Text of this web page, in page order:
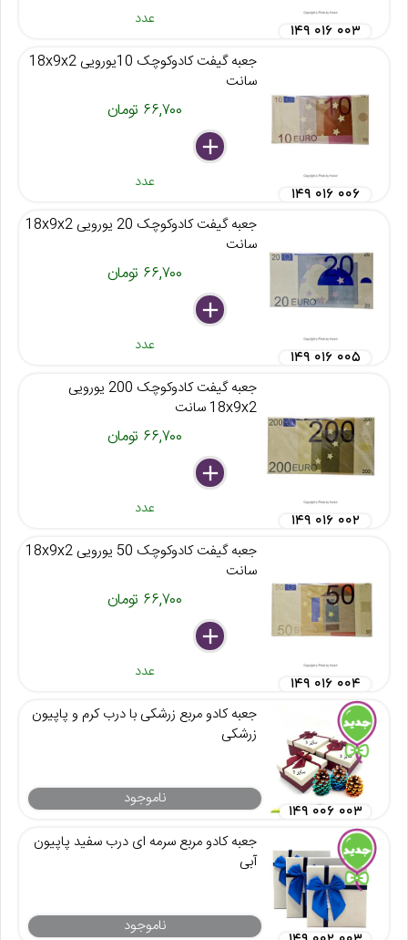
عدد
۱۴۹ ۰۱۶ ۰۰۳
جعبه گیفت کادوکوچک 10یورویی 18x9x2
سانت
۶۶,۷۰۰ تومان
delete
remove
add
عدد
۱۴۹ ۰۱۶ ۰۰۶
جعبه گیفت کادوکوچک 20 یورویی 18x9x2
سانت
۶۶,۷۰۰ تومان
delete
remove
add
عدد
۱۴۹ ۰۱۶ ۰۰۵
جعبه گیفت کادوکوچک 200 یورویی
18x9x2 سانت
۶۶,۷۰۰ تومان
delete
remove
add
عدد
۱۴۹ ۰۱۶ ۰۰۲
جعبه گیفت کادوکوچک 50 یورویی 18x9x2
سانت
۶۶,۷۰۰ تومان
delete
remove
add
عدد
۱۴۹ ۰۱۶ ۰۰۴
جعبه کادو مربع زرشکی با درب کرم و پاپیون
زرشکی
ناموجود
۱۴۹ ۰۰۶ ۰۰۳
جعبه کادو مربع سرمه ای درب سفید پاپیون
آبی
ناموجود